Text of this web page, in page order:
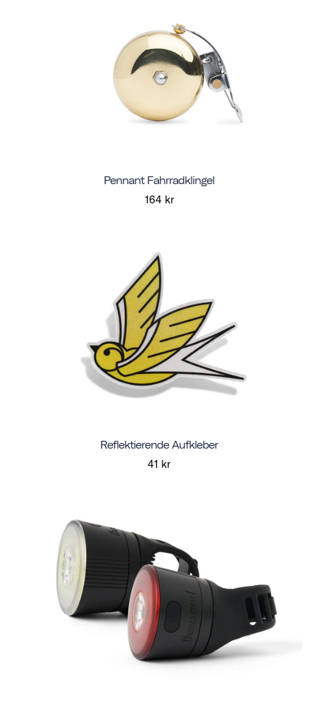
Pennant Fahrradklingel
164 kr
Reflektierende Aufkleber
41 kr